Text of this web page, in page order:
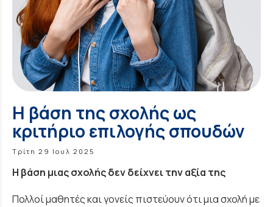
Η βάση της σχολής ως
κριτήριο επιλογής σπουδών
Τρίτη 29 Ιουλ 2025
Η βάση μιας σχολής δεν δείχνει την αξία της
Πολλοί μαθητές και γονείς πιστεύουν ότι μια σχολή με